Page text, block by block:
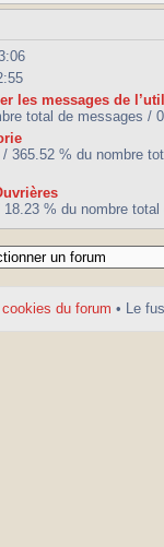
les messages de
total de messages /
365.52 % du nombre
% du nombre
du forum • Le